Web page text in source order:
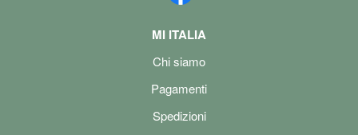
MI ITALIA
Chi siamo
Pagamenti
Spedizioni